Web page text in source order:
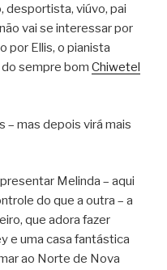
desportista, viúvo, pai
vai se interessar por
por Ellis, o pianista
sempre bom Chiwetel
– mas depois virá mais
Melinda – aqui
do que a outra – a
que adora fazer
e uma casa fantástica
ao Norte de Nova